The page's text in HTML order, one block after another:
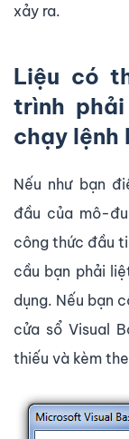
xảy ra.
Liệu có
trình
chạy lệnh
Nếu như bạn
đầu của mô-
công thức đầu
cầu bạn phải
dụng. Nếu bạn
cửa sổ Visual
thiếu và kèm